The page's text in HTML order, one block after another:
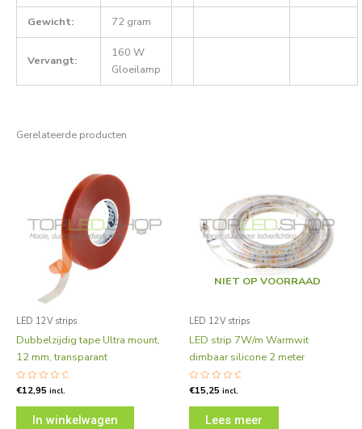
Gewicht: 72 gram
Vervangt:
160 W
Gloeilamp
Gerelateerde producten
LED 12V strips
Dubbelzijdig tape Ultra mount,
12 mm, transparant
Gewaardeerd
0
€12,95 incl.
In winkelwagen
NIET OP VOORRAAD
LED 12V strips
LED strip 7W/m Warmwit
dimbaar silicone 2 meter
Gewaardeerd
0
€15,25 incl.
Lees meer